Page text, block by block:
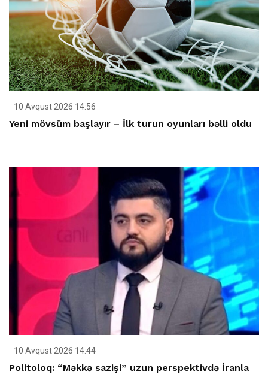
10 Avqust 2026 14:56
Yeni mövsüm başlayır – İlk turun oyunları bəlli oldu
10 Avqust 2026 14:44
Politoloq: “Məkkə sazişi” uzun perspektivdə İranla